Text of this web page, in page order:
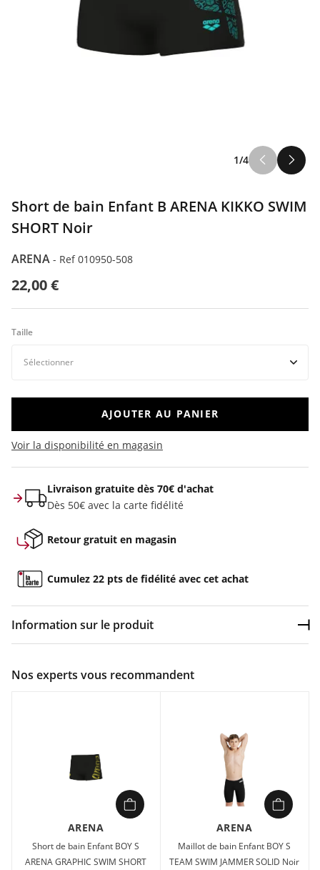
1/4
Short de bain Enfant B ARENA KIKKO SWIM
SHORT Noir
ARENA - Ref 010950-508
22,00 €
Taille
AJOUTER AU PANIER
Voir la disponibilité en magasin
Livraison gratuite dès 70€ d'achat
Dès 50€ avec la carte fidélité
Retour gratuit en magasin
Cumulez 22 pts de fidélité avec cet achat
Information sur le produit
Noir en vente à prix attractif chez Sport 2000
Nos experts vous recommandent
ARENA
Short de bain Enfant BOY S
ARENA GRAPHIC SWIM SHORT
ARENA
Maillot de bain Enfant BOY S
TEAM SWIM JAMMER SOLID Noir